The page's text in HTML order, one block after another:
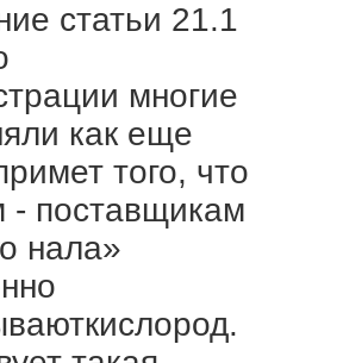
статьи 21.1
многие
как еще
того, что
поставщикам
нала»